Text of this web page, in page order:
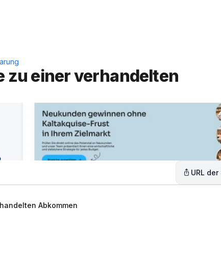
zu einer verhandelten
URL
Abkommen